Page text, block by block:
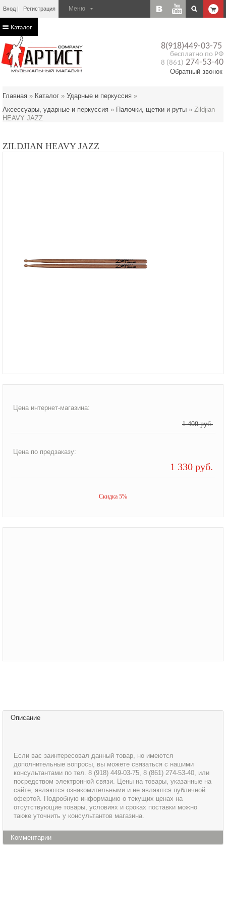
Вход Регистрация
8(918)449-03-75
бесплатно по РФ
8 (861) 274-53-40
Обратный звонок
Каталог
Главная » Каталог » Ударные и перкуссия »
Аксессуары, ударные и перкуссия » Палочки, щетки и руты » Zildjian
HEAVY JAZZ
ZILDJIAN HEAVY JAZZ
Цена интернет-магазина:
1 400 руб.
Цена по предзаказу:
1 330 руб.
Скидка 5%
Описание
Если вас заинтересовал данный товар, но имеются
дополнительные вопросы, вы можете связаться с нашими
консультантами по тел. 8 (918) 449-03-75, 8 (861) 274-53-40, или
посредством электронной связи. Цены на товары, указанные на
сайте, являются ознакомительными и не являются публичной
офертой. Подробную информацию о текущих ценах на
отсутствующие товары, условиях и сроках поставки можно
также уточнить у консультантов магазина.
Комментарии